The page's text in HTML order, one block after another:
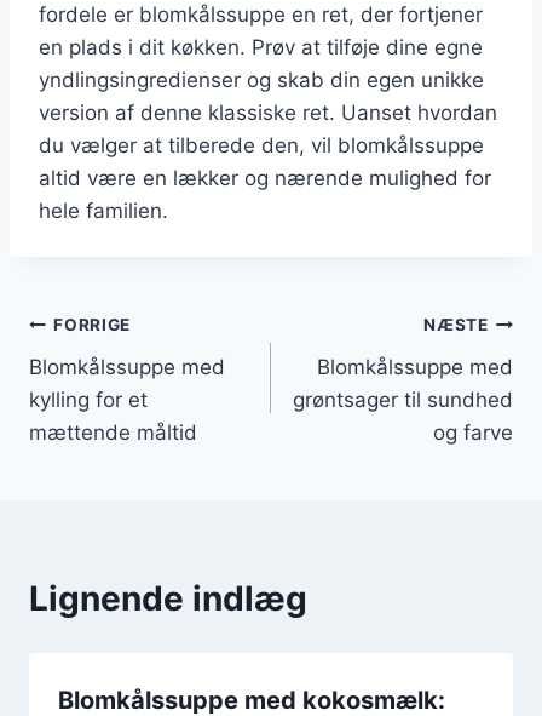
fordele er blomkålssuppe en ret, der fortjener
en plads i dit køkken. Prøv at tilføje dine egne
yndlingsingredienser og skab din egen unikke
version af denne klassiske ret. Uanset hvordan
du vælger at tilberede den, vil blomkålssuppe
altid være en lækker og nærende mulighed for
hele familien.
Indlægsnavigation
FORRIGE
Blomkålssuppe med
kylling for et
mættende måltid
NÆSTE
Blomkålssuppe med
grøntsager til sundhed
og farve
Lignende indlæg
Blomkålssuppe med kokosmælk: